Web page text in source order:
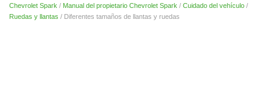
Chevrolet Spark / Manual del propietario Chevrolet Spark / Cuidado del vehículo /
Ruedas y llantas / Diferentes tamaños de llantas y ruedas